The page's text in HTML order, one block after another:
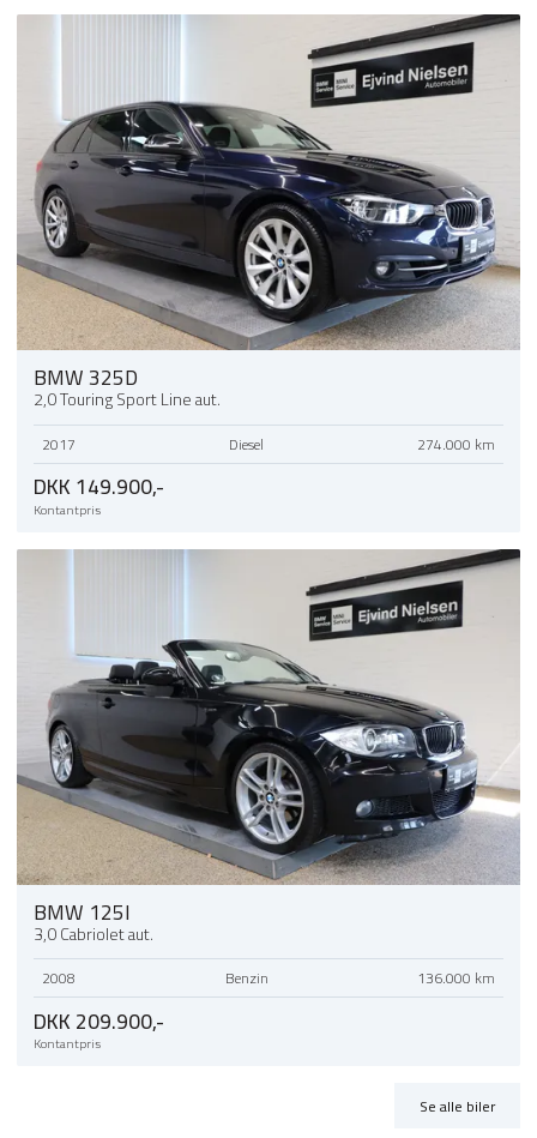
BMW 325D
2,0 Touring Sport Line aut.
2017 Diesel 274.000 km
DKK 149.900,-
Kontantpris
BMW 125I
3,0 Cabriolet aut.
2008 Benzin 136.000 km
DKK 209.900,-
Kontantpris
Se alle biler